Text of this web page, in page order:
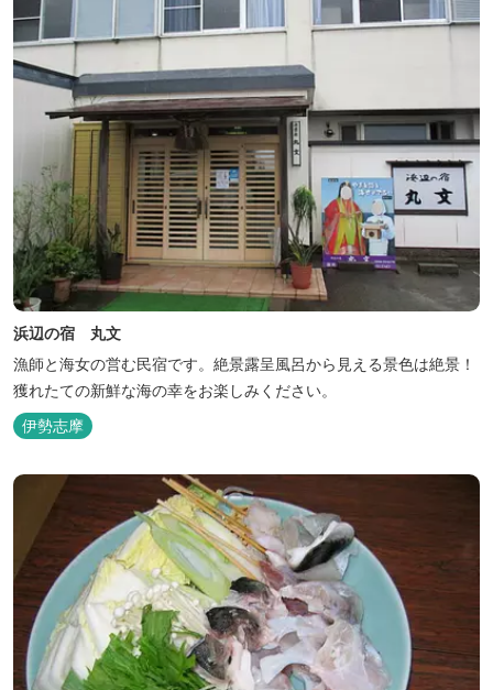
浜辺の宿 丸文
漁師と海女の営む民宿です。絶景露呈風呂から見える景色は絶景！
獲れたての新鮮な海の幸をお楽しみください。
伊勢志摩